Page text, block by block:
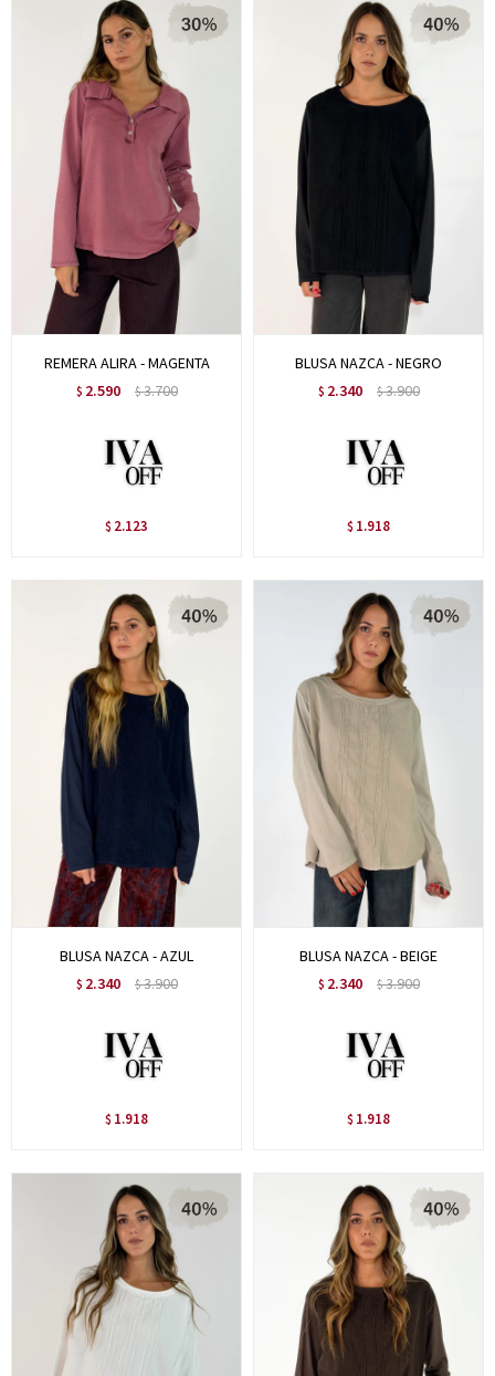
REMERA ALIRA - MAGENTA
$ 2.590 $3.700
$ 2.123
BLUSA NAZCA - NEGRO
$ 2.340 $3.900
$ 1.918
BLUSA NAZCA - AZUL
$ 2.340 $3.900
$ 1.918
BLUSA NAZCA - BEIGE
$ 2.340 $3.900
$ 1.918